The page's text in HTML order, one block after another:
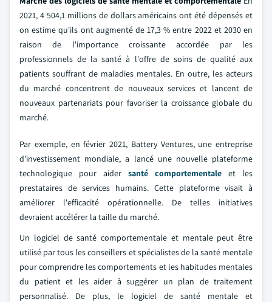
2021, 4 504,1 millions de dollars américains ont été dépensés et
on estime qu'ils ont augmenté de 17,3 % entre 2022 et 2030 en
raison de l'importance croissante accordée par les
professionnels de la santé à l'offre de soins de qualité aux
patients souffrant de maladies mentales. En outre, les acteurs
du marché concentrent de nouveaux services et lancent de
nouveaux partenariats pour favoriser la croissance globale du
marché.
Par exemple, en février 2021, Battery Ventures, une entreprise
d'investissement mondiale, a lancé une nouvelle plateforme
technologique pour aider santé comportementale et les
prestataires de services humains. Cette plateforme visait à
améliorer l'efficacité opérationnelle. De telles initiatives
devraient accélérer la taille du marché.
Un logiciel de santé comportementale et mentale peut être
utilisé par tous les conseillers et spécialistes de la santé mentale
pour comprendre les comportements et les habitudes mentales
du patient et les aider à suggérer un plan de traitement
personnalisé. De plus, le logiciel de santé mentale et